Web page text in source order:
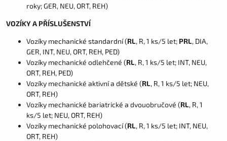
roky; GER, NEU, ORT, REH)
VOZÍKY A PŘÍSLUŠENSTVÍ
Vozíky mechanické standardní (RL, R, 1 ks/5 let; PRL, DIA,
GER, INT, NEU, ORT, REH, PED)
Vozíky mechanické odlehčené (RL, R, 1 ks/5 let; INT, NEU,
ORT, REH, PED)
Vozíky mechanické aktivní a dětské (RL, R, 1 ks/5 let; NEU,
ORT, REH)
Vozíky mechanické bariatrické a dvouobručové (RL, R, 1
ks/5 let; NEU, ORT, REH)
Vozíky mechanické polohovací (RL, R, 1 ks/5 let; INT, NEU,
ORT, REH)